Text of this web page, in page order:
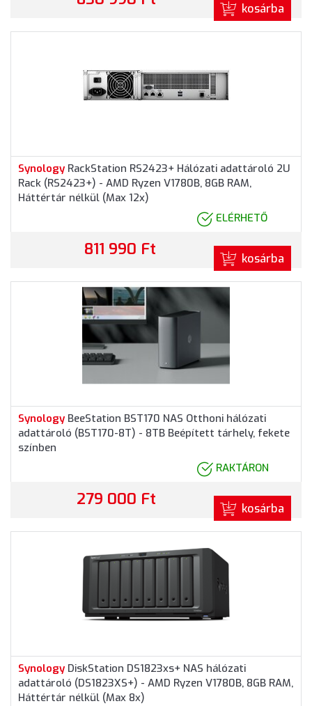
kosárba
Synology RackStation RS2423+ Hálózati adattároló 2U
Rack (RS2423+) - AMD Ryzen V1780B, 8GB RAM,
Háttértár nélkül (Max 12x)
ELÉRHETŐ
811 990 Ft kosárba
Synology BeeStation BST170 NAS Otthoni hálózati
adattároló (BST170-8T) - 8TB Beépített tárhely, fekete
színben
RAKTÁRON
279 000 Ft kosárba
Synology DiskStation DS1823xs+ NAS hálózati
adattároló (DS1823XS+) - AMD Ryzen V1780B, 8GB RAM,
Háttértár nélkül (Max 8x)